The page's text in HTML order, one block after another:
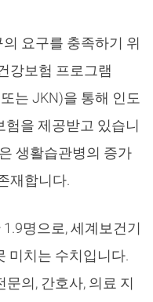
요구를 충족하기 위
강보험 프로그램
는 JKN)을 통해 인도
험을 제공받고 있습니
생활습관병의 증가
재합니다.
명으로, 세계보건기
미치는 수치입니다.
의, 간호사, 의료 지